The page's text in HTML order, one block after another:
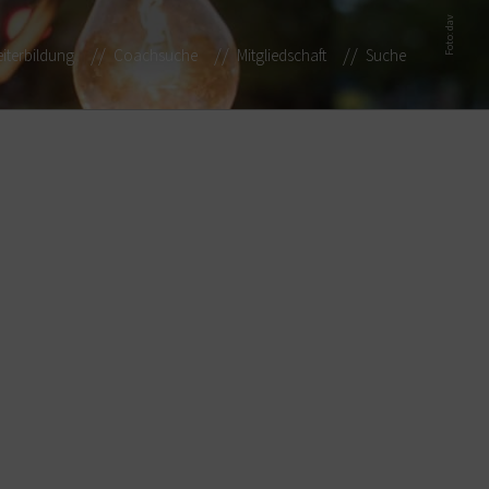
Coachsuche Mitgliedschaft Suche Foto: dav